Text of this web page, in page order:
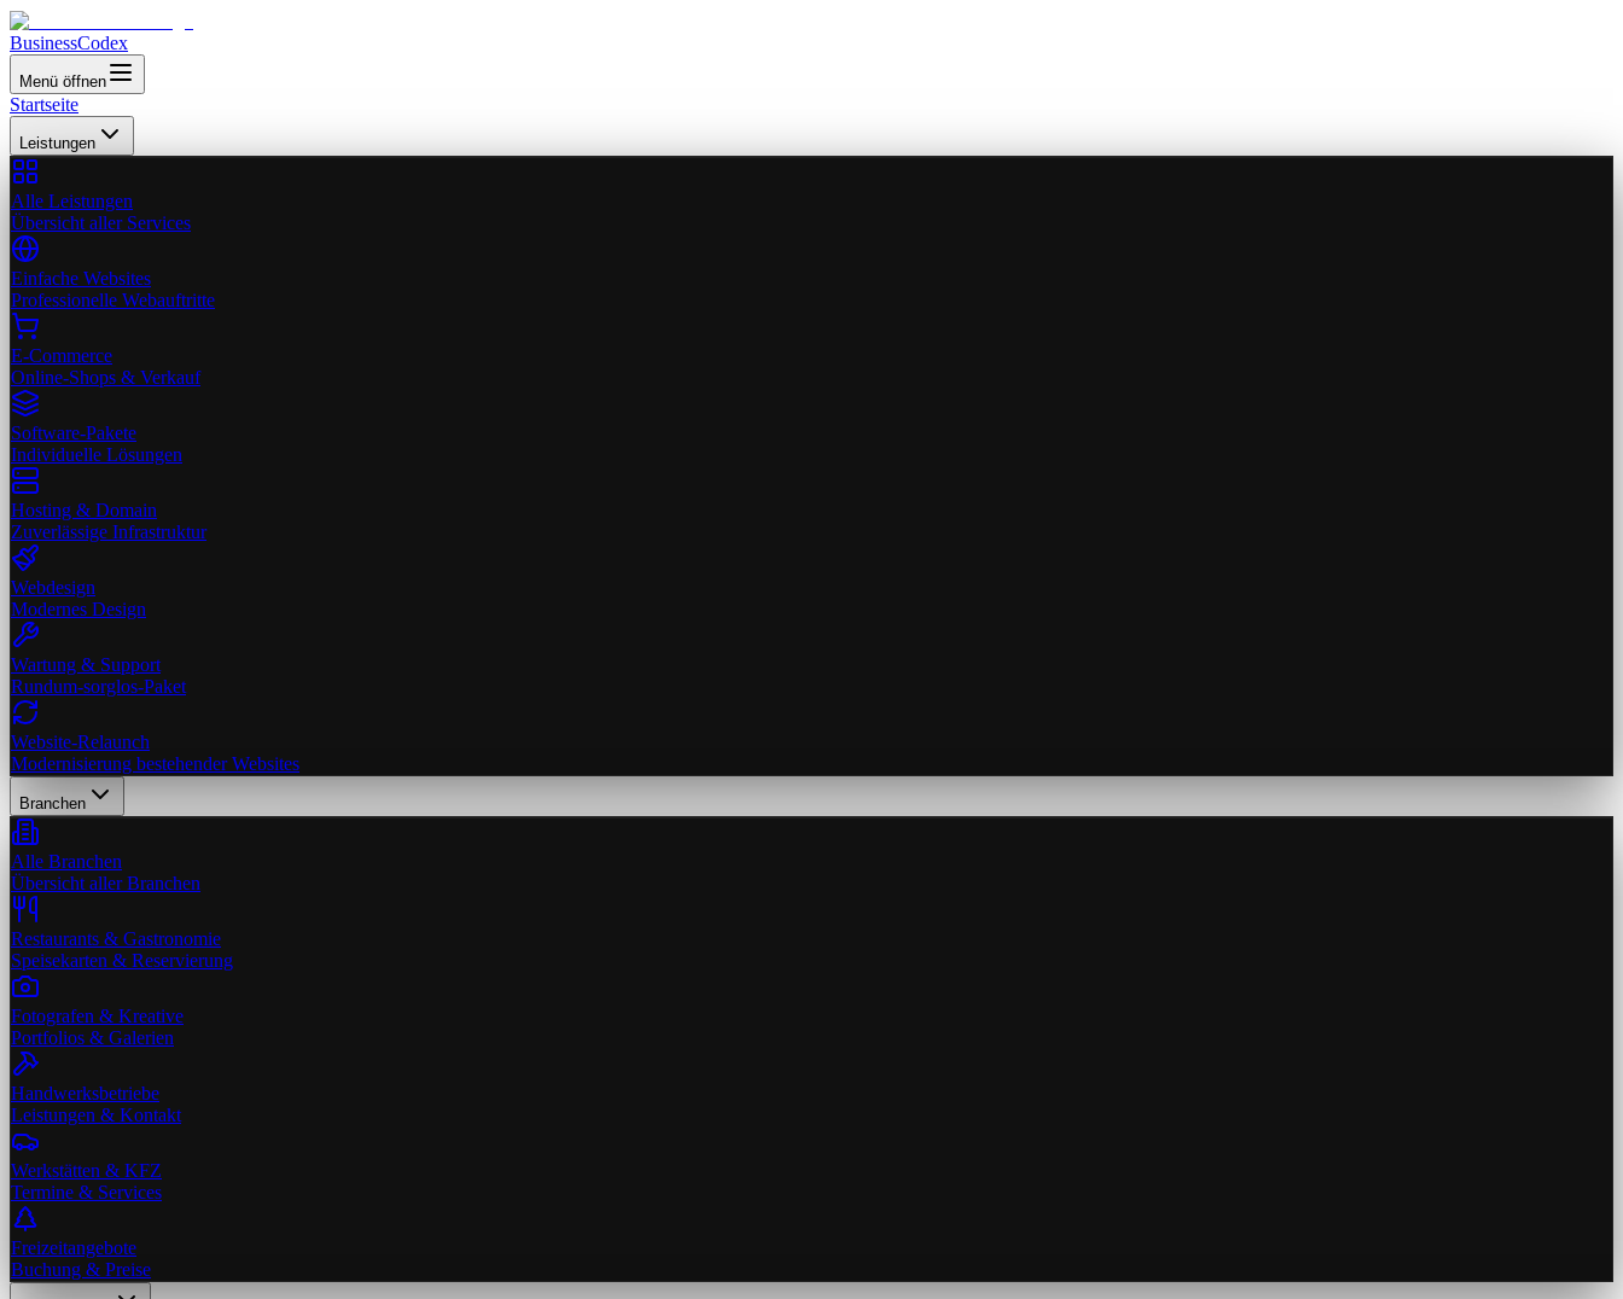
BusinessCodex
Menü öffnen
Startseite
Leistungen
Alle Leistungen
Übersicht aller Services
Einfache Websites
Professionelle Webauftritte
E-Commerce
Online-Shops & Verkauf
Software-Pakete
Individuelle Lösungen
Hosting & Domain
Zuverlässige Infrastruktur
Webdesign
Modernes Design
Wartung & Support
Rundum-sorglos-Paket
Website-Relaunch
Modernisierung bestehender Websites
Branchen
Alle Branchen
Übersicht aller Branchen
Restaurants & Gastronomie
Speisekarten & Reservierung
Fotografen & Kreative
Portfolios & Galerien
Handwerksbetriebe
Leistungen & Kontakt
Werkstätten & KFZ
Termine & Services
Freizeitangebote
Buchung & Preise